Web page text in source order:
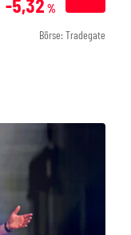
-5,32 %
Börse: Tradegate